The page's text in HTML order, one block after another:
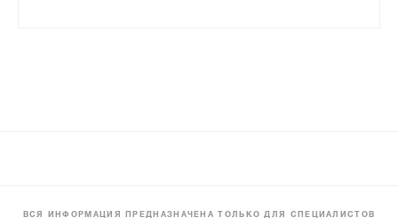
ВСЯ ИНФОРМАЦИЯ ПРЕДНАЗНАЧЕНА ТОЛЬКО ДЛЯ СПЕЦИАЛИСТОВ